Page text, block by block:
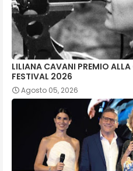
LILIANA CAVANI PREMIO
FESTIVAL 2026
Agosto 05, 2026